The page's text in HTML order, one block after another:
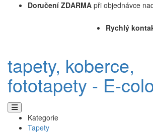
Doručení ZDARMA při objednávce
Rychlý
tapety, koberce,
fototapety - E-
Kategorie
Tapety